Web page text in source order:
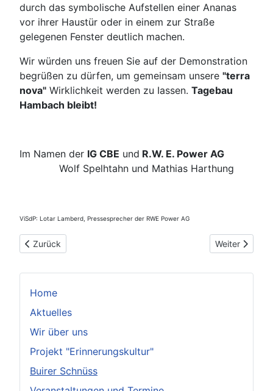
Home
Aktuelles
Wir über uns
Projekt "Erinnerungskultur"
Buirer Schnüss
durch das symbolische Aufstellen einer Ananas
vor ihrer Haustür oder in einem zur Straße
gelegenen Fenster deutlich machen.
Wir würden uns freuen Sie auf der Demonstration
begrüßen zu dürfen, um gemeinsam unsere "terra
nova" Wirklichkeit werden zu Iassen. Tagebau
Hambach bleibt!
Im Namen der IG CBE und R.W. E. Power AG
Wolf Spelhtahn und Mathias Harthung
ViSdP: Lotar Lamberd, Pressesprecher der RWE Power AG
Vorheriger Beitrag: Zeit für eine politische Entscheidung
Zurück Nächster
Weiter